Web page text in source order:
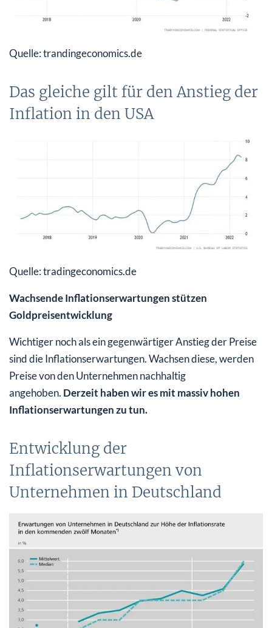
Quelle: trandingeconomics.de
Das gleiche gilt für den Anstieg der
Inflation in den USA
Quelle: tradingeconomics.de
Wachsende Inflationserwartungen stützen
Goldpreisentwicklung
Wichtiger noch als ein gegenwärtiger Anstieg der Preise
sind die Inflationserwartungen. Wachsen diese, werden
Preise von den Unternehmen nachhaltig
angehoben. Derzeit haben wir es mit massiv hohen
Inflationserwartungen zu tun.
Entwicklung der
Inflationserwartungen von
Unternehmen in Deutschland